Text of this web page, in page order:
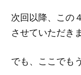
次回以降、この
させていただき
でも、ここでも